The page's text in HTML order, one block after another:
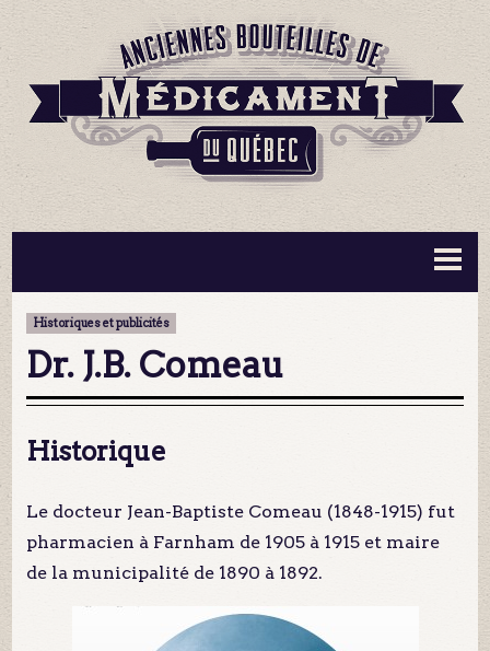
BOUTEILLES ▼
MA COLLECTION
Historiques et publicités
Dr. J.B. Comeau
Historique
Le docteur Jean-Baptiste Comeau (1848-1915) fut
pharmacien à Farnham de 1905 à 1915 et maire
de la municipalité de 1890 à 1892.